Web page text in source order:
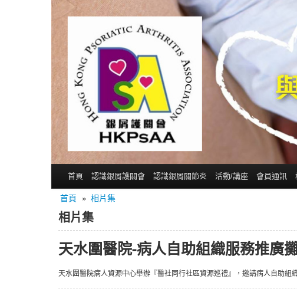
首頁 認識銀屑護關會 認識銀屑關節炎 活動/講座 會員通訊
首頁 » 相片集
相片集
天水圍醫院-病人自助組織服務推廣
天水圍醫院病人資源中心舉辦『醫社同行社區資源巡禮』，邀請病人自助